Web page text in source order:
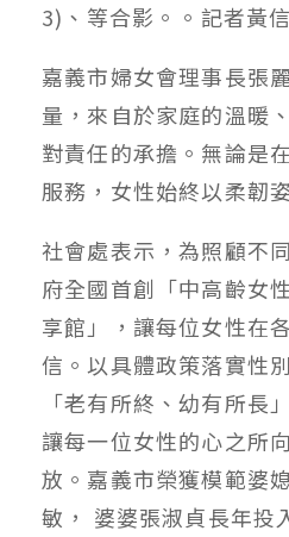
3)、等合影。。記者黃
嘉義市婦女會理事長張
量，來自於家庭的溫暖
對責任的承擔。無論是
服務，女性始終以柔韌
社會處表示，為照顧不
府全國首創「中高齡女
享館」，讓每位女性在
信。以具體政策落實性
「老有所終、幼有所長
讓每一位女性的心之所
放。嘉義市榮獲模範婆
敏， 婆婆張淑貞長年投